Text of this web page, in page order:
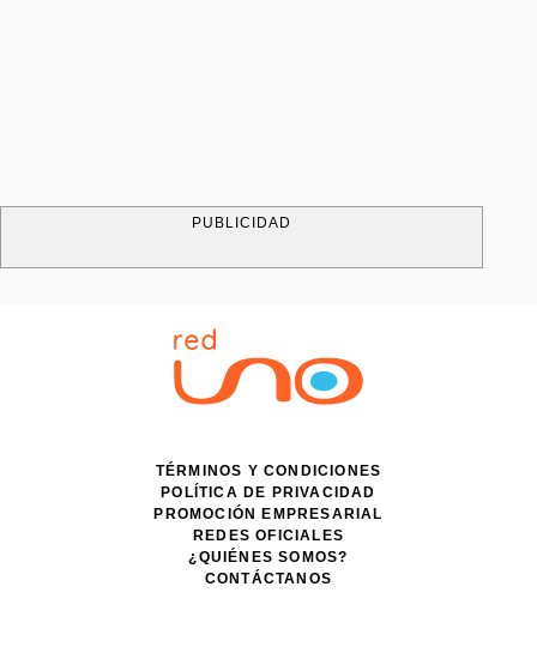
PUBLICIDAD
TÉRMINOS Y CONDICIONES
POLÍTICA DE PRIVACIDAD
PROMOCIÓN EMPRESARIAL
REDES OFICIALES
¿QUIÉNES SOMOS?
CONTÁCTANOS